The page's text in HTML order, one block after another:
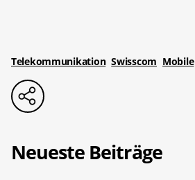
Telekommunikation Swisscom Mobile
Neueste Beiträge